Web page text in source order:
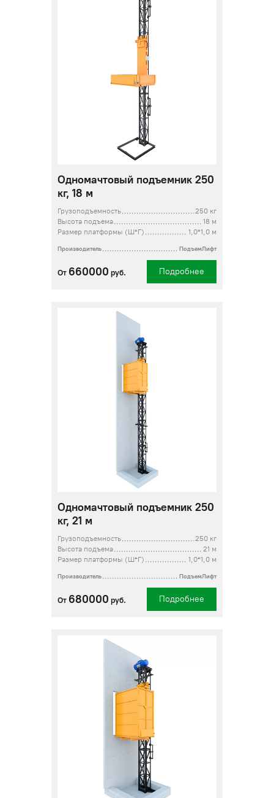
Одномачтовый подъемник 250
кг, 18 м
Грузоподъемность
250 кг
Высота подъема
18 м
Размер платформы (Ш*Г)
1,0*1,0 м
Производитель ПодъемЛифт
От 660000 руб. Подробнее
Одномачтовый подъемник 250
кг, 21 м
Грузоподъемность
250 кг
Высота подъема
21 м
Размер платформы (Ш*Г)
1,0*1,0 м
Производитель ПодъемЛифт
От 680000 руб. Подробнее